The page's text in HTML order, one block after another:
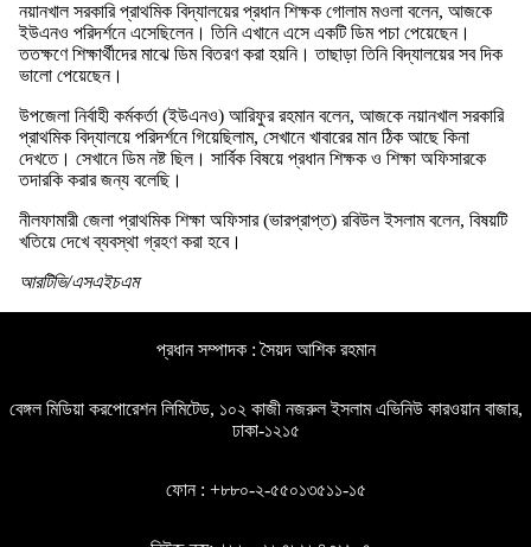
নয়ানখাল সরকারি প্রাথমিক বিদ্যালয়ের প্রধান শিক্ষক গোলাম মওলা বলেন, আজকে
ইউএনও পরিদর্শনে এসেছিলেন। তিনি এখানে এসে একটি ডিম পচা পেয়েছেন।
ততক্ষণে শিক্ষার্থীদের মাঝে ডিম বিতরণ করা হয়নি। তাছাড়া তিনি বিদ্যালয়ের সব দিক
ভালো পেয়েছেন।
উপজেলা নির্বাহী কর্মকর্তা (ইউএনও) আরিফুর রহমান বলেন, আজকে নয়ানখাল সরকারি
প্রাথমিক বিদ্যালয়ে পরিদর্শনে গিয়েছিলাম, সেখানে খাবারের মান ঠিক আছে কিনা
দেখতে। সেখানে ডিম নষ্ট ছিল। সার্বিক বিষয়ে প্রধান শিক্ষক ও শিক্ষা অফিসারকে
তদারকি করার জন্য বলেছি।
নীলফামারী জেলা প্রাথমিক শিক্ষা অফিসার (ভারপ্রাপ্ত) রবিউল ইসলাম বলেন, বিষয়টি
খতিয়ে দেখে ব্যবস্থা গ্রহণ করা হবে।
আরটিভি/এসএইচএম
প্রধান সম্পাদক : সৈয়দ আশিক রহমান
বেঙ্গল মিডিয়া করপোরেশন লিমিটেড, ১০২ কাজী নজরুল ইসলাম এভিনিউ কারওয়ান বাজার,
ঢাকা-১২১৫
ফোন : +৮৮০-২-৫৫০১৩৫১১-১৫